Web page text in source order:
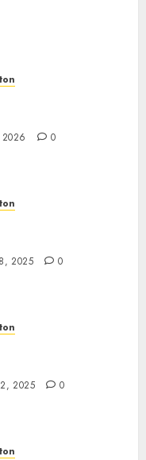
2026 0
2025 0
2025 0